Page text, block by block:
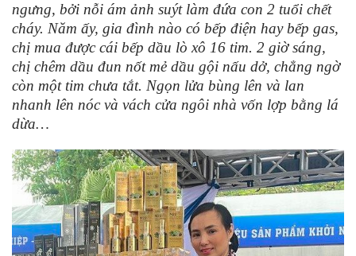
ngưng, bởi nỗi ám ảnh suýt làm đứa con 2 tuổi chết
cháy. Năm ấy, gia đình nào có bếp điện hay bếp gas,
chị mua được cái bếp dầu lò xô 16 tim. 2 giờ sáng,
chị chêm dầu đun nốt mẻ dầu gội nấu dở, chẳng ngờ
còn một tim chưa tắt. Ngọn lửa bùng lên và lan
nhanh lên nóc và vách cửa ngôi nhà vốn lợp bằng lá
dừa…